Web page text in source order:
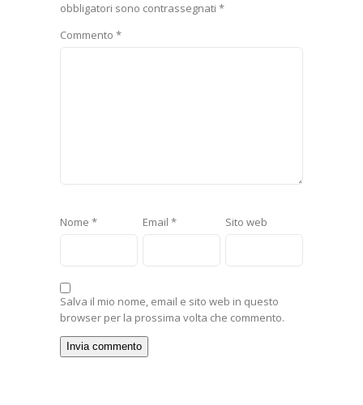
obbligatori sono contrassegnati *
Commento *
Nome * Email * Sito web
Salva il mio nome, email e sito web in questo
browser per la prossima volta che commento.